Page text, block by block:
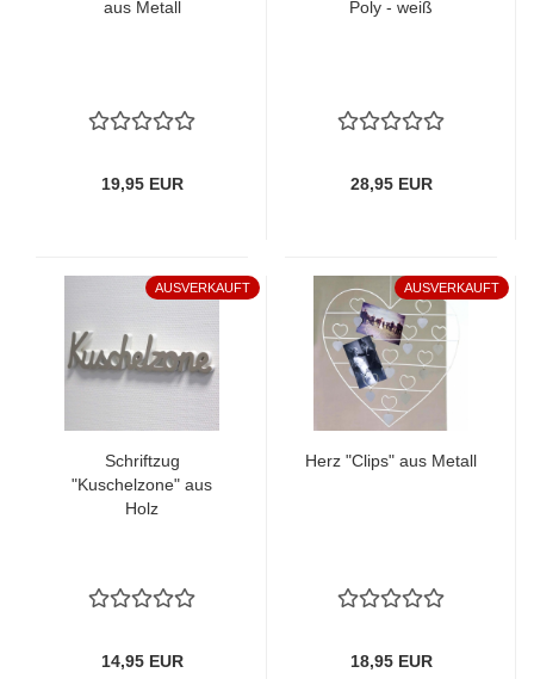
aus Metall
19,95 EUR
Poly - weiß
28,95 EUR
AUSVERKAUFT
Schriftzug
"Kuschelzone" aus
Holz
14,95 EUR
AUSVERKAUFT
Herz "Clips" aus Metall
18,95 EUR